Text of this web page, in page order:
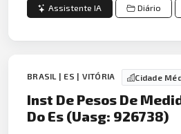
Assistente IA Diário
BRASIL | ES | VITÓRIA Cidade
Inst De Pesos De
Do Es (Uasg: 926738)